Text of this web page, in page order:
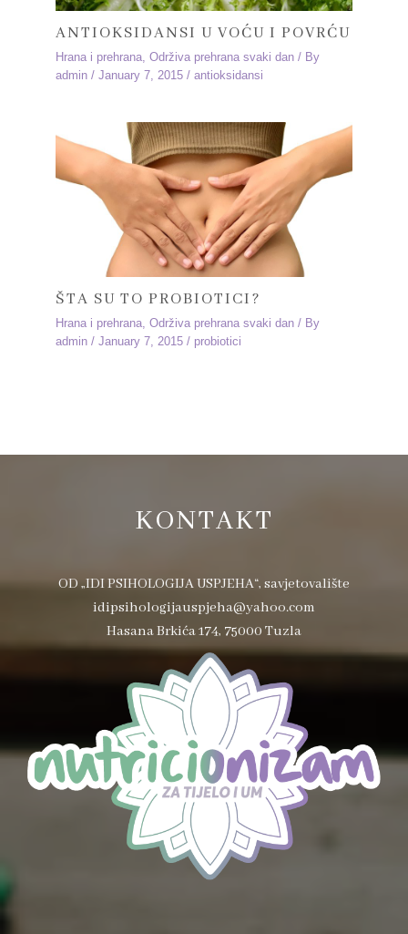
ANTIOKSIDANSI U VOĆU I POVRĆU
Hrana i prehrana ,Održiva prehrana svaki dan / By
admin/January 7, 2015/antioksidansi
ŠTA SU TO PROBIOTICI?
Hrana i prehrana ,Održiva prehrana svaki dan / By
admin/January 7, 2015/ probiotici
KONTAKT
OD „IDI PSIHOLOGIJA USPJEHA“, savjetovalište
idipsihologijauspjeha@yahoo.com
Hasana Brkića 174, 75000 Tuzla